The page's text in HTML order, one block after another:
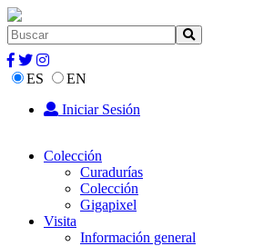
ES
EN
Iniciar Sesión
Colección
Curadurías
Colección
Gigapixel
Visita
Información general